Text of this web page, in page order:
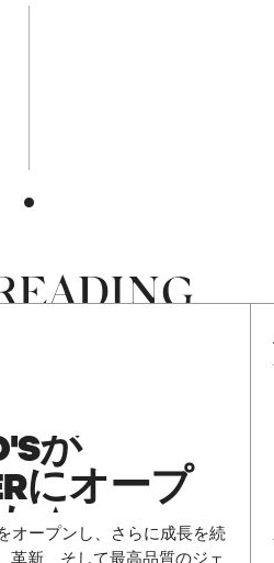
が
にオープ
✨
オープンし、さらに成長を続